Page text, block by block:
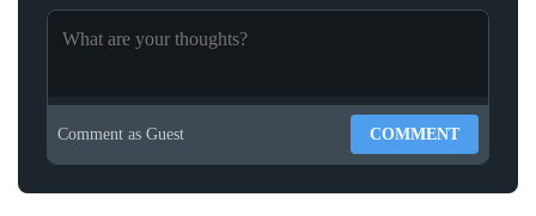
Comment as Guest COMMENT